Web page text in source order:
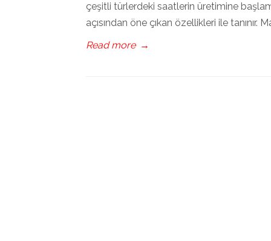
çeşitli türlerdeki saatlerin üretimine
açısından öne çıkan özellikleri ile tanınır.
Read more →